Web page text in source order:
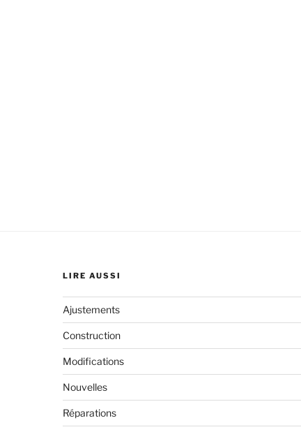
LIRE AUSSI
Ajustements
Construction
Modifications
Nouvelles
Réparations